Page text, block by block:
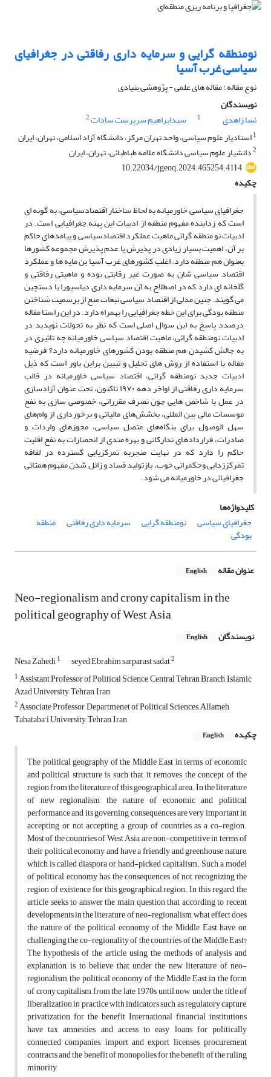
نومنطقه گرایی و سرمایه داری رفاقتی در جغرافیای
سیاسی غرب آسیا
نوع مقاله : مقاله های علمی - پژوهشی بنیادی
نویسندگان
نسا زاهدی
1 سیدابراهیم سرپرست سادات2
1استادیار علوم سیاسی، واحد تهران مرکز، دانشگاه آزاد اسلامی، تهران، ایران
2دانشیار علوم سیاسی دانشگاه علامه طباطبائی، تهران، ایران
10.22034/jgeoq.2024.465254.4114
چکیده
جغرافیای سیاسی خاورمیانه به لحاظ ساختار اقتصادسیاسی، به گونه ای
است که زداینده مفهوم منطقه از ادبیات این پهنه جغرافیایی است. در
ادبیات نو منطقه گرائی ماهیت عملکرد اقتصادسیاسی و پیامدهای حاکم
بر آن، اهمیت بسیار زیادی در پذیرش یا عدم پذیرش مجموعه کشورها
بعنوان هم منطقه دارد. اغلب کشورهای غرب آسیا بن مایه ها و عملکرد
اقتصاد سیاسی شان به صورت غیر رقابتی بوده و ماهیتی رفاقتی و
گلخانه ای دارد که در اصطلاح به آن سرمایه داری دیاسپورا یا دستچین
می گویند. چنین مدلی از اقتصاد سیاسی تبعات منع از برسمیت شناختن
منطقه بودگی برای این خطه جغرافیایی را بهمراه دارد. در این راستا مقاله
درصدد پاسخ به این سوال اصلی است که نظر به تحولات نوپدید در
ادبیات نومنطقه گرائی، ماهیت اقتصاد سیاسی خاورمیانه چه تاثیری در
به چالش کشیدن هم منطقه بودن کشورهای خاورمیانه دارد؟ فرضیه
مقاله با استفاده از روش های تحلیل و تبیین براین باور است که ذیل
ادبیات جدید نومنطقه گرائی، اقتصاد سیاسی خاورمیانه در قالب
سرمایه داری رفاقتی از اواخر دهه ۱۹۷۰ تاکنون، تحت عنوان آزادسازی
در عمل با شاخص هایی چون تصرف مقرراتی، خصوصی سازی به نفع
موسسات مالی بین المللی، بخشش‌های مالیاتی و برخورداری از وام‌های
سهل الوصول برای بنگاه‌های متصل سیاسی، مجوزهای واردات و
صادرات، قراردادهای تدارکاتی و بهره مندی از انحصارات به نفع اقلیت
حاکم را دارد که در نهایت منجربه تمرکزیابی گسترده در لفافه
تمرکززدایی وحکمرانی خوب، بازتولید فساد و زائل شدن مفهوم همتائی
جغرافیائی در خاورمیانه می شود.
کلیدواژه‌ها
جغرافیای سیاسی
نومنطقه گرایی سرمایه داری رفاقتی منطقه
بودگی
عنوان مقاله English
Neo-regionalism and crony capitalism in the
political geography of West Asia
نویسندگان English
Nesa Zahedi1 seyed Ebrahim sarparast sadat2
1Assistant Professor of Political Science, Central Tehran Branch, Islamic
Azad University, Tehran, Iran
2Associate Professor, Departmenet of Political Sciences, Allameh
Tabataba'i University, Tehran, Iran
چکیده
English
The political geography of the Middle East in terms of economic
and political structure is such that it removes the concept of the
region from the literature of this geographical area. In the literature
of new regionalism, the nature of economic and political
performance and its governing consequences are very important in
accepting or not accepting a group of countries as a co-region.
Most of the countries of West Asia are non-competitive in terms of
their political economy and have a friendly and greenhouse nature,
which is called diaspora or hand-picked capitalism. Such a model
of political economy has the consequences of not recognizing the
region of existence for this geographical region. In this regard, the
article seeks to answer the main question that according to recent
developments in the literature of neo-regionalism, what effect does
the nature of the political economy of the Middle East have on
challenging the co-regionality of the countries of the Middle East?
The hypothesis of the article, using the methods of analysis and
explanation, is to believe that under the new literature of neo-
regionalism, the political economy of the Middle East in the form
of crony capitalism from the late 1970s until now, under the title of
liberalization in practice with indicators such as regulatory capture,
privatization for the benefit International financial institutions
have tax amnesties and access to easy loans for politically
connected companies, import and export licenses, procurement
contracts and the benefit of monopolies for the benefit of the ruling
minority,